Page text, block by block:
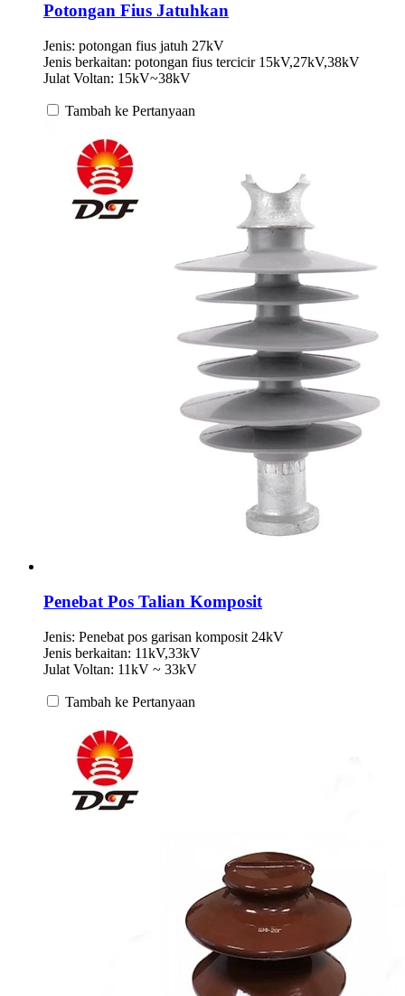
Potongan Fius Jatuhkan
Jenis: potongan fius jatuh 27kV
Jenis berkaitan: potongan fius tercicir 15kV,27kV,38kV
Julat Voltan: 15kV~38kV
Tambah ke Pertanyaan
Penebat Pos Talian Komposit
Jenis: Penebat pos garisan komposit 24kV
Jenis berkaitan: 11kV,33kV
Julat Voltan: 11kV ~ 33kV
Tambah ke Pertanyaan